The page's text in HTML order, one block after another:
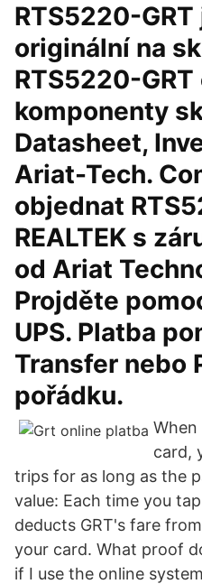
RTS5220-
originální na
RTS5220-
komponenty
Datasheet,
Ariat-Tech.
objednat
REALTEK s
od Ariat
Projděte
UPS. Platba
Transfer nebo
pořádku.
card,
trips for as long as the
value: Each time you
deducts GRT's fare
your card. What proof
if I use the online